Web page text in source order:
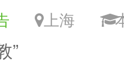
上海
”